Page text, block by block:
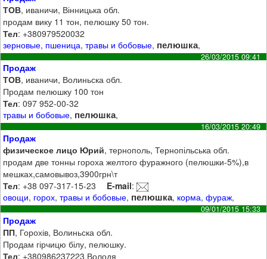
ТОВ, иваничи, Вінницька обл.
продам вику 11 тон, пелюшку 50 тон.
Тел: +380979520032
зерновые, пшеница,травы и бобовые, пелюшка,
26/03/2015 09:41
Продаж
ТОВ, иваничи, Волиньска обл.
Продам пелюшку 100 тон
Тел: 097 952-00-32
травы и бобовые, пелюшка,
16/03/2015 20:49
Продаж
физическое лицо Юрий, тернополь, Тернопільська обл.
продам две тонны гороха желтого фуражного (пелюшки-5%),в
мешках,самовывоз,3900грн\т
Тел: +38 097-317-15-23 E-mail:
овощи, горох,травы и бобовые, пелюшка, корма,фураж,
09/01/2015 15:33
Продаж
ПП, Горохів, Волиньска обл.
Продам гірчицю білу, пелюшку.
Тел: +380986237223 Володя